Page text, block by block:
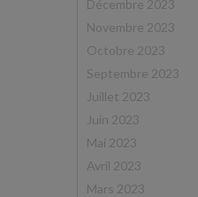
Décembre 2023
Novembre 2023
Octobre 2023
Septembre 2023
Juillet 2023
Juin 2023
Mai 2023
Avril 2023
Mars 2023